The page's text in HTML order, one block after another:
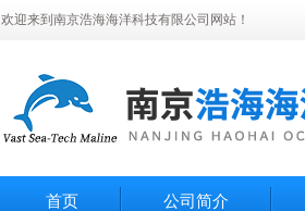
欢迎来到南京浩海海洋科技有限公司网站！
首页 公司简介